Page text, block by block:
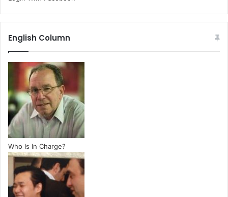
English Column
Who Is In Charge?